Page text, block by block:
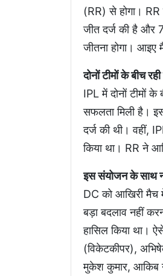
(RR) से होगा।
जीत दर्ज की है और
जीतना होगा।
दोनों टीमों के बीच
IPL में दोनों टीमों
सफलता मिली है।
दर्ज की थी। वहीं,
किया था। RR ने
इस संयोजन के साथ
DC को आखिरी मैच
बड़ा बदलाव नहीं
हासिल किया था।
(विकेटकीपर),
मुकेश कुमार, आकिब